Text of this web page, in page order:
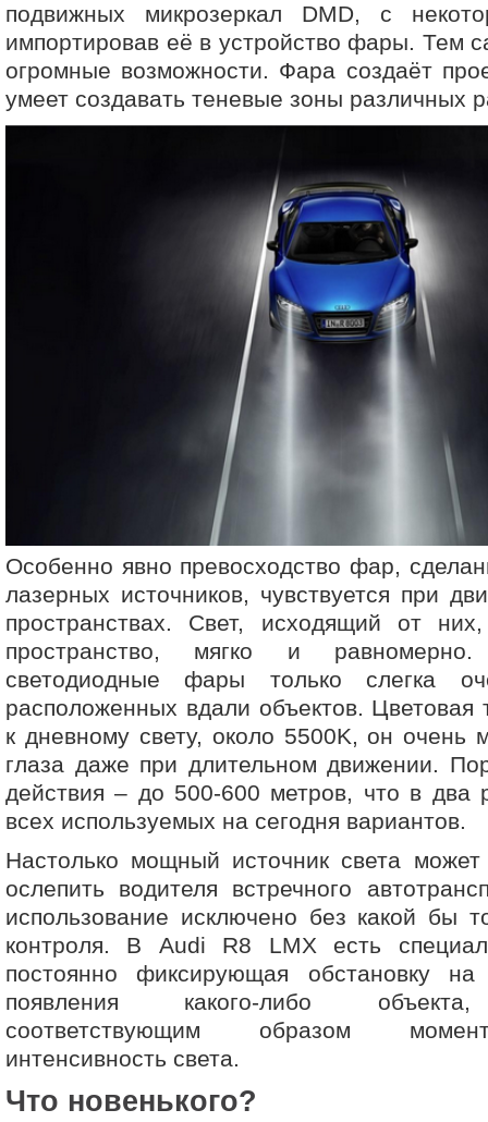
подвижных микрозеркал DMD, с
импортировав её в устройство фары. Тем
огромные возможности. Фара создаёт
умеет создавать теневые зоны различных
Особенно явно превосходство фар,
лазерных источников, чувствуется при
пространствах. Свет, исходящий от
пространство, мягко и
светодиодные фары только слегка
расположенных вдали объектов. Цветовая
к дневному свету, около 5500K, он очень
глаза даже при длительном движении.
действия – до 500-600 метров, что в два
всех используемых на сегодня вариантов.
Настолько мощный источник света
ослепить водителя встречного
использование исключено без какой бы
контроля. В Audi R8 LMX есть
постоянно фиксирующая обстановку
появления какого-либо объекта,
соответствующим образом
интенсивность света.
Что новенького?